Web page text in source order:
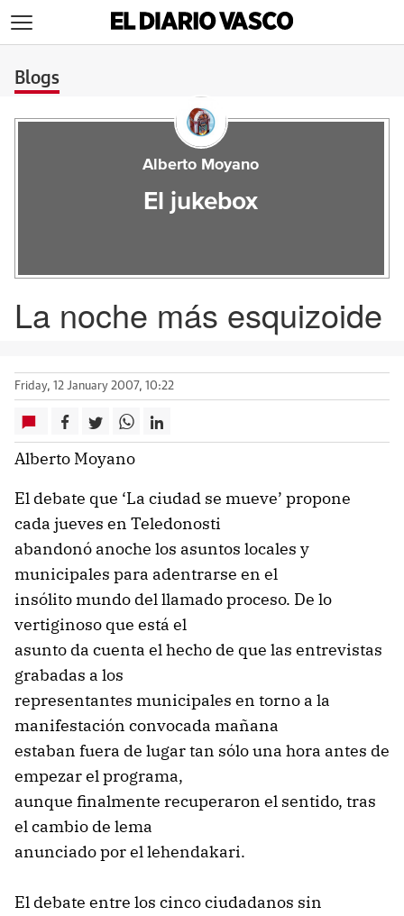
Blogs
Alberto Moyano
El jukebox
La noche más esquizoide
Friday, 12 January 2007, 10:22
Alberto Moyano
El debate que ‘La ciudad se mueve’ propone
cada jueves en Teledonosti
abandonó anoche los asuntos locales y
municipales para adentrarse en el
insólito mundo del llamado proceso. De lo
vertiginoso que está el
asunto da cuenta el hecho de que las entrevistas
grabadas a los
representantes municipales en torno a la
manifestación convocada mañana
estaban fuera de lugar tan sólo una hora antes de
empezar el programa,
aunque finalmente recuperaron el sentido, tras
el cambio de lema
anunciado por el lehendakari.
El debate entre los cinco ciudadanos sin